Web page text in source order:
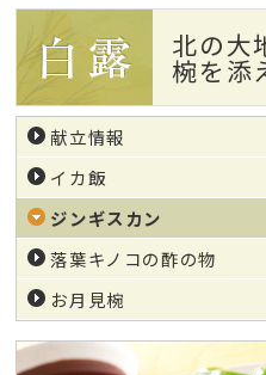
北の
椀を添
献立情報
イカ飯
ジンギスカン
落葉キノコの酢の物
お月見椀